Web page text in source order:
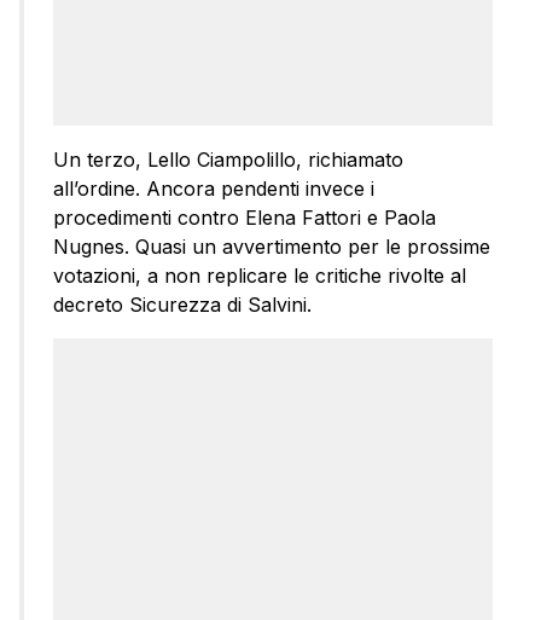
Un terzo, Lello Ciampolillo, richiamato
all’ordine. Ancora pendenti invece i
procedimenti contro Elena Fattori e Paola
Nugnes. Quasi un avvertimento per le prossime
votazioni, a non replicare le critiche rivolte al
decreto Sicurezza di Salvini.